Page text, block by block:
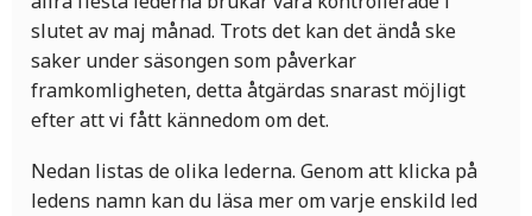
slutet av maj månad. Trots det kan det ändå ske
saker under säsongen som påverkar
framkomligheten, detta åtgärdas snarast möjligt
efter att vi fått kännedom om det.
Nedan listas de olika lederna. Genom att klicka på
ledens namn kan du läsa mer om varje enskild led